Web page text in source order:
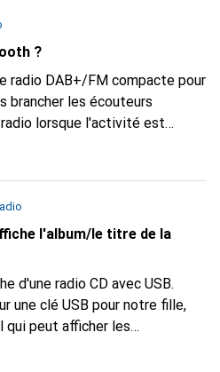
?
radio DAB+/FM compacte pour
brancher les écouteurs
lorsque l'activité est
l'album/le titre de la
d'une radio CD avec USB.
une clé USB pour notre fille,
qui peut afficher les